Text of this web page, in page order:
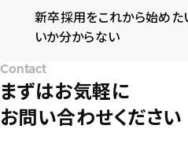
新卒採用をこれから始めた
いか分からない
Contact
まずはお気軽に
お問い合わせください